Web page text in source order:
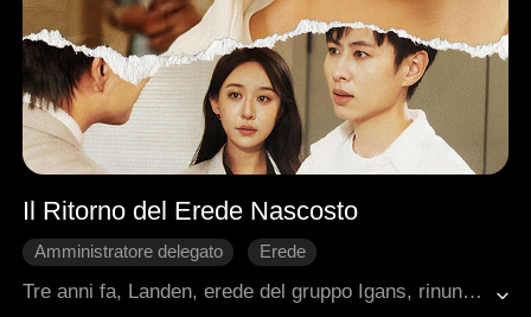
Il Ritorno del Erede Nascosto
Amministratore delegato
Erede
Vita di Città
Ambientazione urbana moderna
Tre anni fa, Landen, erede del gruppo Igans, rinunciò a tutto per amore, vivendo nell'ombra e salvando in segreto il gruppo Todd. Incompreso e tradito, fu infine umiliato e incastrato da Jere.Ora Landen torna, con un potere raddoppiato e un solo obiettivo, smascherare le menzogne, riconquistare dignità e giustizia. Al suo fianco, Brenna, ereditiera silenziosa ma determinata, trasforma la vendetta in una lotta per verità e redenzione.